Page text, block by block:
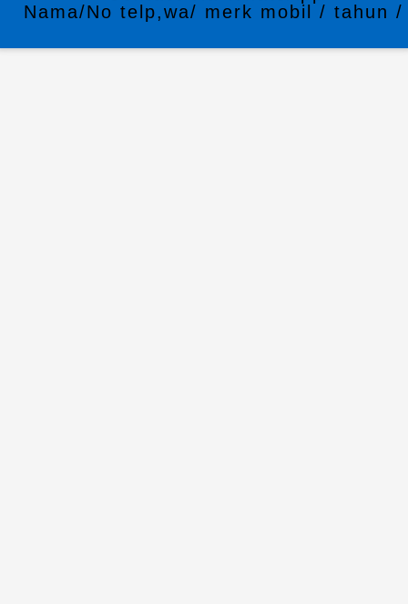
Nama/No telp,wa/ merk mobil / tahun